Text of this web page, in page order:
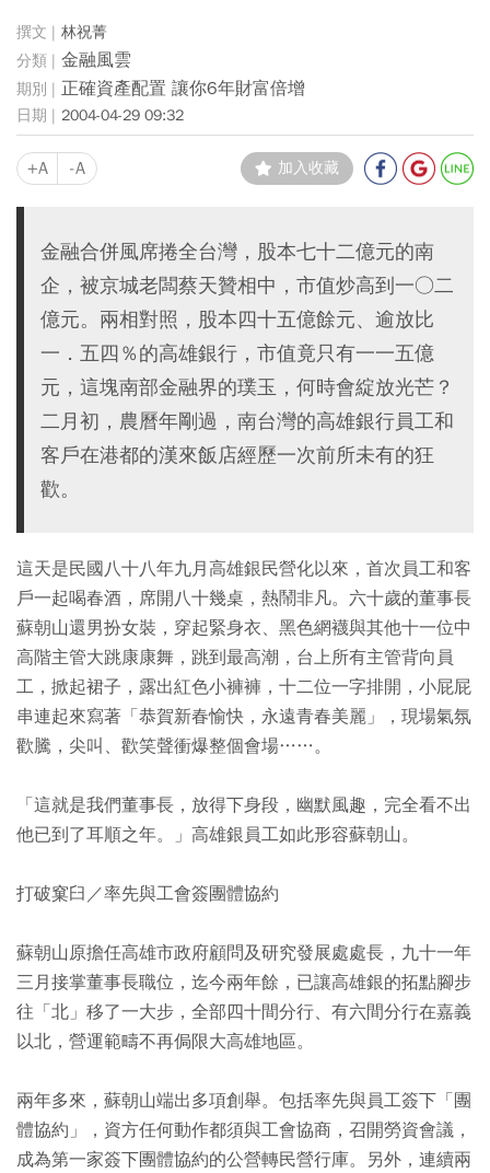
林祝菁
金融風雲
正確資產配置 讓你6年財富倍增
2004-04-29 09:32
+A -A 加入收藏
金融合併風席捲全台灣，股本七十二億元的南
企，被京城老闆蔡天贊相中，市值炒高到一○二
億元。兩相對照，股本四十五億餘元、逾放比
一．五四％的高雄銀行，市值竟只有一一五億
元，這塊南部金融界的璞玉，何時會綻放光芒？
二月初，農曆年剛過，南台灣的高雄銀行員工和
客戶在港都的漢來飯店經歷一次前所未有的狂
歡。
這天是民國八十八年九月高雄銀民營化以來，首次員工和客
戶一起喝春酒，席開八十幾桌，熱鬧非凡。六十歲的董事長
蘇朝山還男扮女裝，穿起緊身衣、黑色網襪與其他十一位中
高階主管大跳康康舞，跳到最高潮，台上所有主管背向員
工，掀起裙子，露出紅色小褲褲，十二位一字排開，小屁屁
串連起來寫著「恭賀新春愉快，永遠青春美麗」，現場氣氛
歡騰，尖叫、歡笑聲衝爆整個會場……。
「這就是我們董事長，放得下身段，幽默風趣，完全看不出
他已到了耳順之年。」高雄銀員工如此形容蘇朝山。
打破窠臼／率先與工會簽團體協約
蘇朝山原擔任高雄市政府顧問及研究發展處處長，九十一年
三月接掌董事長職位，迄今兩年餘，已讓高雄銀的拓點腳步
往「北」移了一大步，全部四十間分行、有六間分行在嘉義
以北，營運範疇不再侷限大高雄地區。
兩年多來，蘇朝山端出多項創舉。包括率先與員工簽下「團
體協約」，資方任何動作都須與工會協商，召開勞資會議，
成為第一家簽下團體協約的公營轉民營行庫。另外，連續兩